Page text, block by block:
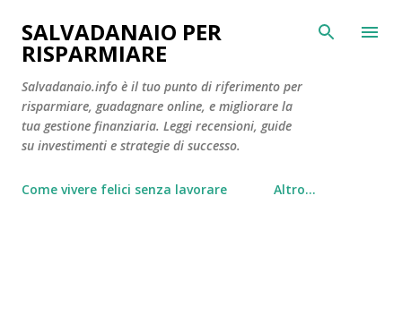
Passa ai contenuti principali
SALVADANAIO PER
RISPARMIARE
Salvadanaio.info è il tuo punto di riferimento per
risparmiare, guadagnare online, e migliorare la
tua gestione finanziaria. Leggi recensioni, guide
su investimenti e strategie di successo.
Come vivere felici senza lavorare Altro…